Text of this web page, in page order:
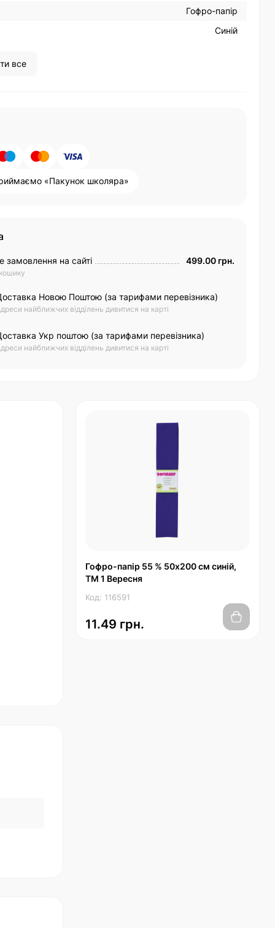
Гофро-папір
Синій
все
«Пакунок школяра»
замовлення на сайті 499.00 грн.
Новою Поштою (за тарифами перевізника)
найближчих відділень дивитися на карті
Укр поштою (за тарифами перевізника)
найближчих відділень дивитися на карті
Гофро-папір 55 % 50х200 см синій,
ТМ 1 Вересня
Код: 116591
11.49 грн.